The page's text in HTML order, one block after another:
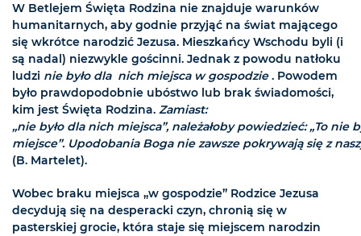
W Betlejem Święta Rodzina nie znajduje warunków
humanitarnych, aby godnie przyjąć na świat mającego
się wkrótce narodzić Jezusa. Mieszkańcy Wschodu byli (i
są nadal) niezwykle gościnni. Jednak z powodu natłoku
ludzi nie było dla nich miejsca w gospodzie. Powodem
było prawdopodobnie ubóstwo lub brak świadomości,
kim jest Święta Rodzina. Zamiast:
„nie było dla nich miejsca”, należałoby powiedzieć: „To nie
miejsce”. Upodobania Boga nie zawsze pokrywają się z
(B. Martelet).
Wobec braku miejsca „w gospodzie” Rodzice Jezusa
decydują się na desperacki czyn, chronią się w
pasterskiej grocie, która staje się miejscem narodzin